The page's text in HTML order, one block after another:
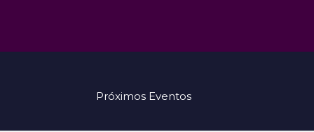
Próximos Eventos